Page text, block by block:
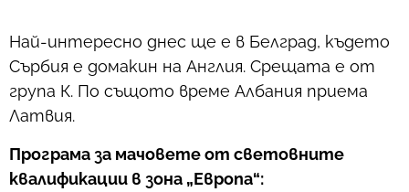
Най-интересно днес ще е в Белград, където
Сърбия е домакин на Англия. Срещата е от
група К. По същото време Албания приема
Латвия.
Програма за мачовете от световните
квалификации в зона „Европа“: